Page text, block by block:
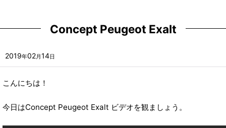
Concept Peugeot Exalt
2019年02月14日
こんにちは！
今日はConcept Peugeot Exalt ビデオを観ましょう。